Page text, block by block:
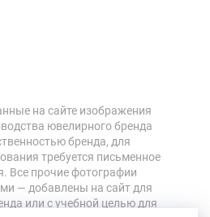
на сайте изображения
ювелирного бренда
бренда, для
требуется письменное
Все прочие фотографии
— добавлены на сайт для
или с учебной целью для